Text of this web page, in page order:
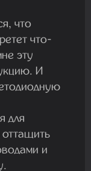
что
что-
эту
И
для
и